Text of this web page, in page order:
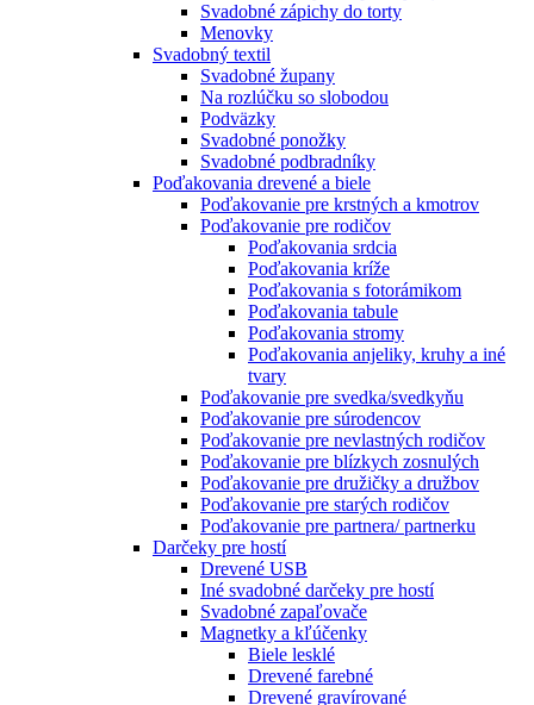
Svadobné zápichy do torty
Menovky
Svadobný textil
Svadobné župany
Na rozlúčku so slobodou
Podväzky
Svadobné ponožky
Svadobné podbradníky
Poďakovania drevené a biele
Poďakovanie pre krstných a kmotrov
Poďakovanie pre rodičov
Poďakovania srdcia
Poďakovania kríže
Poďakovania s fotorámikom
Poďakovania tabule
Poďakovania stromy
Poďakovania anjeliky, kruhy a iné
tvary
Poďakovanie pre svedka/svedkyňu
Poďakovanie pre súrodencov
Poďakovanie pre nevlastných rodičov
Poďakovanie pre blízkych zosnulých
Poďakovanie pre družičky a družbov
Poďakovanie pre starých rodičov
Poďakovanie pre partnera/ partnerku
Darčeky pre hostí
Drevené USB
Iné svadobné darčeky pre hostí
Svadobné zapaľovače
Magnetky a kľúčenky
Biele lesklé
Drevené farebné
Drevené gravírované